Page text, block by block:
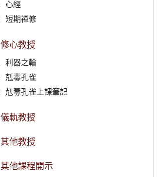
心經
短期禪修
修心教授
利器之輪
剋毒孔雀
剋毒孔雀上課筆記
儀軌教授
其他教授
其他課程開示